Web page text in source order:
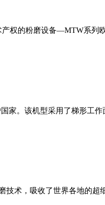
权的粉磨设备—MTW系列
家。该机型采用了梯形工
术，吸收了世界各地的